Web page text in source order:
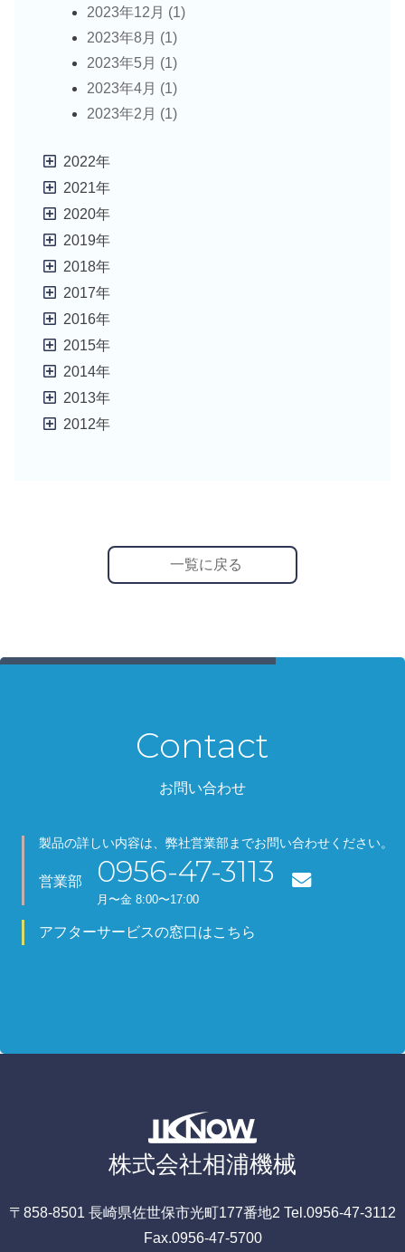
2023年12月 (1)
2023年8月 (1)
2023年5月 (1)
2023年4月 (1)
2023年2月 (1)
2022年
2021年
2020年
2019年
2018年
2017年
2016年
2015年
2014年
2013年
2012年
一覧に戻る
Contact
お問い合わせ
製品の詳しい内容は、弊社営業部までお問い合わせください。
営業部 0956-47-3113
月 〜金 8:00〜17:00
アフターサービスの窓口はこちら
株式会社相浦機械
〒858-8501 長崎県佐世保市光町177番地2 Tel.0956-47-3112
Fax.0956-47-5700